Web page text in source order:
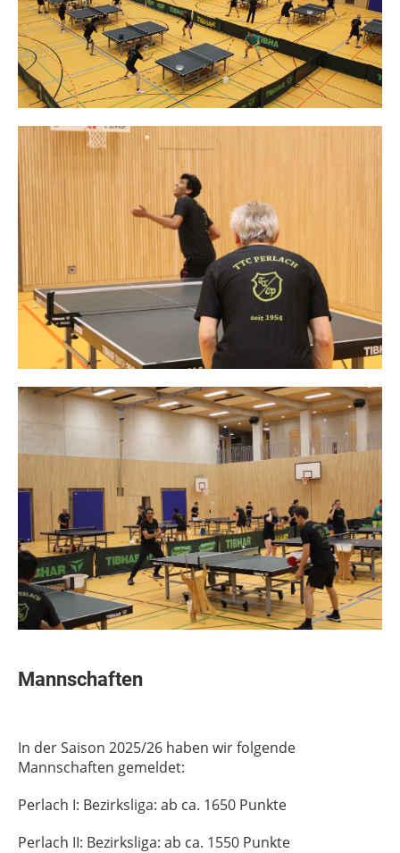
Mannschaften
In der Saison 2025/26 haben wir folgende
Mannschaften gemeldet:
Perlach I: Bezirksliga: ab ca. 1650 Punkte
Perlach II: Bezirksliga: ab ca. 1550 Punkte